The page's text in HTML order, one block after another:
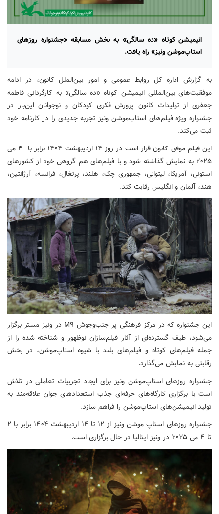
انیمیشن کوتاه «ده سالگی» به بخش مسابقه «جشنواره روزهای
استاپ‌موشن ونیز» راه یافت.
به گزارش اداره کل روابط عمومی و امور بین‌الملل کانون، در ادامه
موفقیت‌های بین‌المللی انیمیشن کوتاه «ده سالگی» به کارگردانی فاطمه
جعفری از تولیدات کانون پرورش فکری کودکان و نوجوانان این‌بار در
جشنواره ویژه فیلم‌های استاپ‌موشن ونیز تجربه جدیدی را در کارنامه خود
ثبت می‌کند.
این فیلم موفق کانون قرار است در روز ۱۴ اردیبهشت ۱۴۰۴ برابر با ۴ می
۲۰۲۵ به نمایش گذاشته شود و با فیلم‌های هم گروهی خود از کشورهای
استونی، آمریکا، لیتوانی، جمهوری چک، هلند، پرتغال، فرانسه، آرژانتین،
هند، آلمان و انگلیس رقابت کند.
این جشنواره که در مرکز فرهنگی پر جنب‌وجوش M۹ در ونیز مستر برگزار
می‌شود، طیف گسترده‌ای از آثار فیلم‌سازان نوظهور و شناخته شده را از
جمله فیلم‌های کوتاه و فیلم‌های بلند با شیوه استاپ‌موشن، در بخش
رقابتی به نمایش می‌گذارد.
جشنواره روزهای استاپ‌موشن ونیز برای ایجاد تجربیات تعاملی در تلاش
است با برگزاری کارگاه‌های حرفه‌ای جذب استعدادهای جوان علاقه‌مند به
تولید انیمیشن‌های استاپ‌موشن را فراهم سازد.
جشنواره روزهای استاپ موشن ونیز از ۱۲ تا ۱۴ اردیبهشت ۱۴۰۴ برابر با ۲
تا ۴ می ۲۰۲۵ در ونیز ایتالیا در حال برگزاری است.